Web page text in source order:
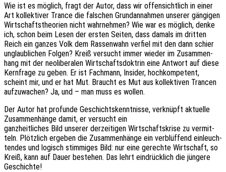
Wie ist es möglich, fragt der Autor, dass wir offen­sicht­lich in einer
Art kollek­ti­ver Trance die falschen Grund­an­nah­men unse­rer gängi­gen
Wirt­schafts­theo­rien nicht wahr­neh­men? Wie war es möglich, denke
ich, schon beim Lesen der ersten Seiten, dass damals im drit­ten
Reich ein ganzes Volk dem Rassen­wahn verfiel mit den dann schier
unglaub­li­chen Folgen? Kreiß versucht immer wieder im Zusam­men­
hang mit der neoli­be­ra­len Wirt­schafts­dok­trin eine Antwort auf diese
Kern­fra­ge zu geben. Er ist Fach­mann, Insi­der, hoch­kom­pe­tent,
scheint mir, und er hat Mut. Braucht es Mut aus kollek­ti­ven Tran­cen
aufzu­wa­chen? Ja, und – man muss es wollen.
Der Autor hat profun­de Geschichts­kennt­nis­se, verknüpft aktu­el­le
Zusam­men­hän­ge damit, er versucht ein
ganz­heit­li­ches Bild unse­rer derzei­ti­gen Wirt­schafts­kri­se zu vermit­
teln. Plötz­lich erge­ben die Zusam­men­hän­ge ein verblüf­fend einleuch­
ten­des und logisch stim­mi­ges Bild: nur eine gerech­te Wirt­schaft, so
Kreiß, kann auf Dauer bestehen. Das lehrt eindrück­lich die jünge­re
Geschichte!